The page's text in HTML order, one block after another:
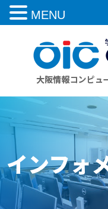
インフォ
MENU